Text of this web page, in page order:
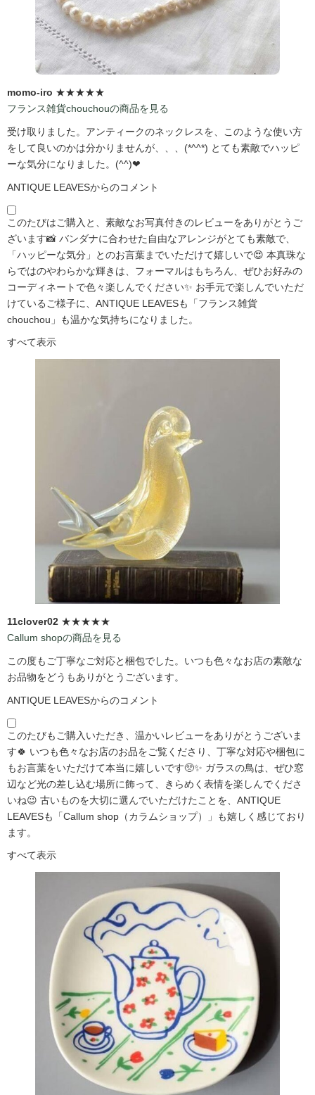
momo-iro ★★★★★
フランス雑貨chouchouの商品を見る
受け取りました。アンティークのネックレスを、このような使い方
をして良いのかは分かりませんが、、、(*^^*) とても素敵でハッピ
ーな気分になりました。(^^)❤
ANTIQUE LEAVESからのコメント
このたびはご購入と、素敵なお写真付きのレビューをありがとうご
ざいます📸 バンダナに合わせた自由なアレンジがとても素敵で、
「ハッピーな気分」とのお言葉までいただけて嬉しいで😍 本真珠な
らではのやわらかな輝きは、フォーマルはもちろん、ぜひお好みの
コーディネートで色々楽しんでください✨ お手元で楽しんでいただ
けているご様子に、ANTIQUE LEAVESも「フランス雑貨
chouchou」も温かな気持ちになりました。
すべて表示
11clover02 ★★★★★
Callum shopの商品を見る
この度もご丁寧なご対応と梱包でした。いつも色々なお店の素敵な
お品物をどうもありがとうございます。
ANTIQUE LEAVESからのコメント
このたびもご購入いただき、温かいレビューをありがとうございま
す🍀 いつも色々なお店のお品をご覧くださり、丁寧な対応や梱包に
もお言葉をいただけて本当に嬉しいです🥺✨ ガラスの鳥は、ぜひ窓
辺など光の差し込む場所に飾って、きらめく表情を楽しんでくださ
いね😉 古いものを大切に選んでいただけたことを、ANTIQUE
LEAVESも「Callum shop（カラムショップ）」も嬉しく感じており
ます。
すべて表示